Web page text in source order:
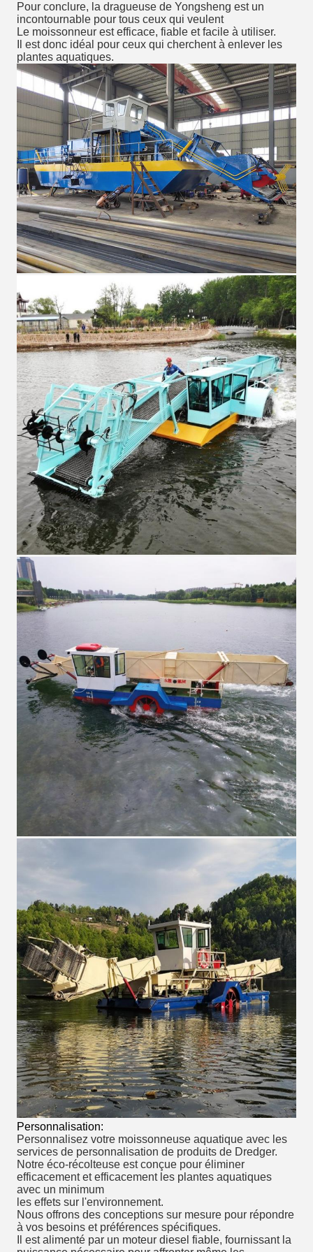
Pour conclure, la dragueuse de Yongsheng est un
incontournable pour tous ceux qui veulent
Le moissonneur est efficace, fiable et facile à utiliser.
Il est donc idéal pour ceux qui cherchent à enlever les
plantes aquatiques.
Personnalisation:
Personnalisez votre moissonneuse aquatique avec les
services de personnalisation de produits de Dredger.
Notre éco-récolteuse est conçue pour éliminer
efficacement et efficacement les plantes aquatiques
avec un minimum
les effets sur l'environnement.
Nous offrons des conceptions sur mesure pour répondre
à vos besoins et préférences spécifiques.
Il est alimenté par un moteur diesel fiable, fournissant la